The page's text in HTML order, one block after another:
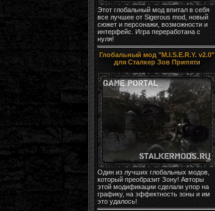
Этот глобальный мод впитал в себя
все лучшее от Sigerous mod, новый
сюжет и персонажи, возможности и
интерфейс. Игра переработана с
нуля!
Глобальный мод "M.I.S.E.R.Y. v2.0"
для Сталкер Зов Припяти
Один из лучших глобальных модов,
который преобразит Зону! Авторы
этой модификации сделали упор на
графику, на эффектность зоны и им
это удалось!